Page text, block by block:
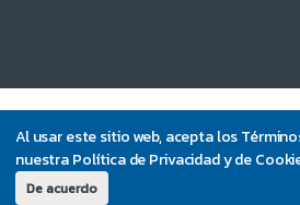
Al usar este sitio web, acepta los
nuestra Política de Privacidad y de
De acuerdo